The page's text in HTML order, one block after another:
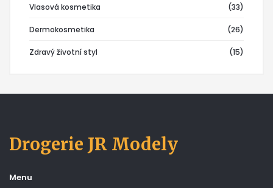
Vlasová kosmetika (33)
Dermokosmetika (26)
Zdravý životní styl (15)
Drogerie JR Modely
Menu